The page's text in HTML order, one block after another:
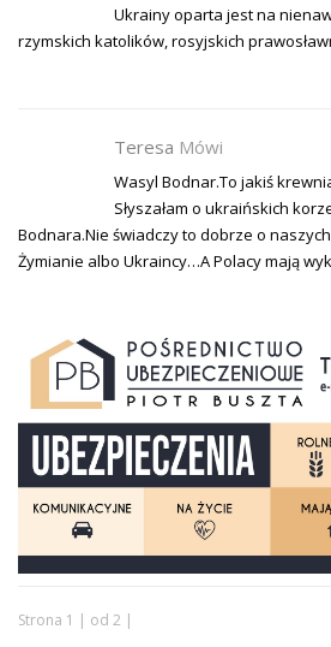
Ukrainy oparta jest na
rzymskich katolików, rosyjskich
Teresa Mówi
Wasyl Bodnar.To jakiś
Słyszałam o ukraińskich
Bodnara.Nie świadczy to dobrze o
Żymianie albo Ukraincy…A Polacy mają
Strona 1 | od 2 |